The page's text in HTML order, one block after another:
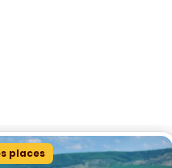
places